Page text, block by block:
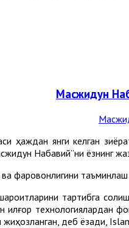
ҳаждан янги келган
Набавий”ни ёзнинг
фаровонлигини
тартибга
илғор технологиялардан
жиҳозланган, деб ёзади,